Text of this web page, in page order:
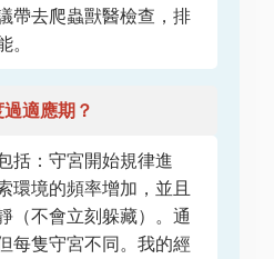
帶去爬蟲獸醫檢查，排
適應期？
括：守宮開始規律進
環境的頻率增加，並且
（不會立刻躲藏）。通
每隻守宮不同。我的經